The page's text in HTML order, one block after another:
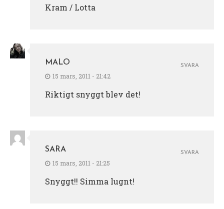
Kram / Lotta
MALO
15 mars, 2011 - 21:42
Riktigt snyggt blev det!
SVARA
SARA
15 mars, 2011 - 21:25
Snyggt!! Simma lugnt!
SVARA